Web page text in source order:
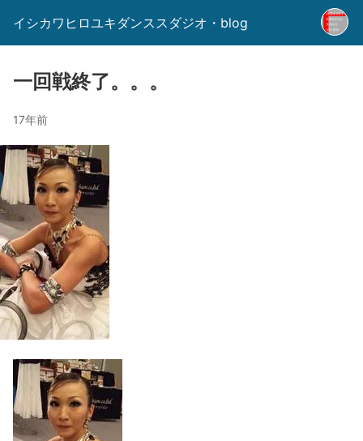
イシカワヒロユキダンススダジオ・blog
一回戦終了。。。
17年前